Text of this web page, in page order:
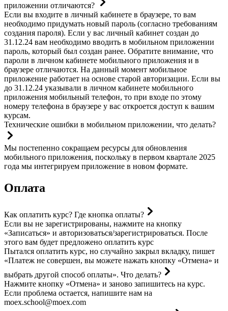
приложении отличаются?
Если вы входите в личный кабинете в браузере, то вам
необходимо придумать новый пароль (согласно требованиям
создания пароля). Если у вас личный кабинет создан до
31.12.24 вам необходимо вводить в мобильном приложении
пароль, который был создан ранее. Обратите внимание, что
пароли в личном кабинете мобильного приложения и в
браузере отличаются. На данный момент мобильное
приложение работает на основе старой авторизации. Если вы
до 31.12.24 указывали в личном кабинете мобильного
приложения мобильный телефон, то при входе по этому
номеру телефона в браузере у вас откроется доступ к вашим
курсам.
Технические ошибки в мобильном приложении, что делать?
Мы постепенно сокращаем ресурсы для обновления
мобильного приложения, поскольку в первом квартале 2025
года мы интегрируем приложение в новом формате.
Оплата
Как оплатить курс? Где кнопка оплаты?
Если вы не зарегистрированы, нажмите на кнопку
«Записаться» и авторизоваться/зарегистрироваться. После
этого вам будет предложено оплатить курс
Пытался оплатить курс, но случайно закрыл вкладку, пишет
«Платеж не совершен, вы можете нажать кнопку «Отмена» и
выбрать другой способ оплаты». Что делать?
Нажмите кнопку «Отмена» и заново запишитесь на курс.
Если проблема остается, напишите нам на
moex.school@moex.com